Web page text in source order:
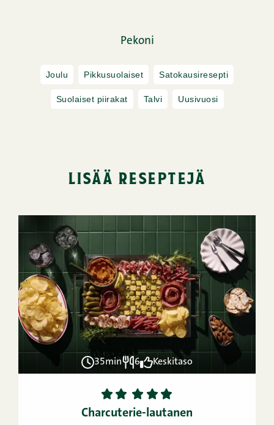
Pekoni
Joulu Pikkusuolaiset Satokausiresepti
Suolaiset piirakat Talvi Uusivuosi
lisää reseptejä
35min 6 Keskitaso
1 2 3 4
5
Charcuterie-lautanen